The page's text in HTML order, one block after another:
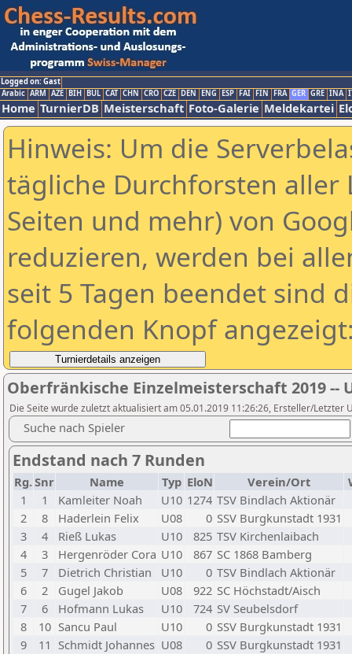
Logged on: Gast
Arabic ARM AZE BIH BUL CAT CHN CRO CZE DEN ENG ESP FAI FIN FRA GER GRE INA
Home TurnierDB Meisterschaft Foto-Galerie Meldekartei
Hinweis: Um die
tägliche Durchforsten aller
Seiten und mehr) von
reduzieren, werden bei
seit 5 Tagen beendet sind
folgenden Knopf
Oberfränkische Einzelmeisterschaft 2019 --
Die Seite wurde zuletzt aktualisiert am 05.01.2019 11:26:26, Ersteller/Letzter
Suche nach Spieler
Endstand nach 7 Runden
Rg.Snr Name Typ EloN Verein/Ort
1
1 Kamleiter Noah U10 1274 TSV Bindlach Aktionär
2
8 Haderlein Felix U08 0 SSV Burgkunstadt 1931
3
4 Rieß Lukas U10 825 TSV Kirchenlaibach
4
3 Hergenröder Cora U10 867 SC 1868 Bamberg
5
7 Dietrich Christian U10 0 TSV Bindlach Aktionär
6
2 Gugel Jakob U08 922 SC Höchstadt/Aisch
7
6 Hofmann Lukas U10 724 SV Seubelsdorf
8
10 Sancu Paul U10 0 SSV Burgkunstadt 1931
9
11 Schmidt Johannes U08 0 SSV Burgkunstadt 1931